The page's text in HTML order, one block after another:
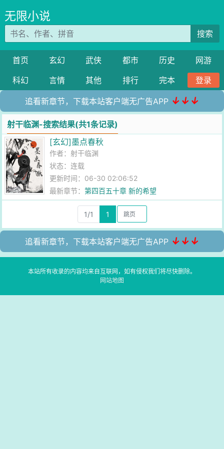
无限小说
搜索
首页 玄幻 武侠 都市 历史
网游
科幻
言情 其他 排行 完本 登录
追看新章节，下载本站客户端无广告APP ↓↓↓
射干临渊-搜索结果(共1条记录)
[玄幻]墨点春秋
作者：射干临渊
状态：连载
更新时间：06-30 02:06:52
最新章节：第四百五十章 新的希望
1/1 1
追看新章节，下载本站客户端无广告APP ↓↓↓
本站所有收录的内容均来自互联网，如有侵权我们将尽快删除。
网站地图